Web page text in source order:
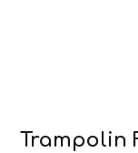
Trampolin